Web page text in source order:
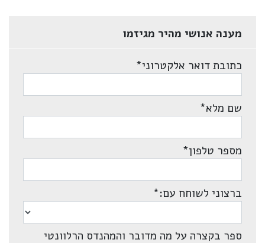
מענה אנושי מהיר מגיזמו
כתובת דואר אלקטרוני*
שם מלא*
מספר טלפון*
ברצוני לשוחח עם:*
ספר בקצרה על מה מדובר והמהנדס הרלוונטי